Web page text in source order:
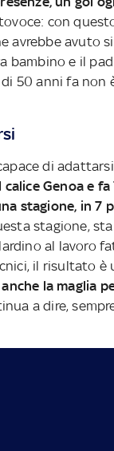
con
avrebbe avuto
bambino e il
50 anni fa non
di
Genoa e fa
stagione, in 7
stagione,
al lavoro
il risultato è
la maglia
a dire,